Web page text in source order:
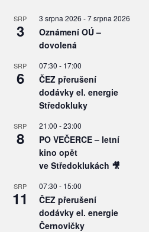
SRP
3
3 srpna 2026 -7 srpna 2026
Oznámení OÚ –
dovolená
SRP
6
07:30 - 17:00
ČEZ přerušení
dodávky el. energie
Středokluky
SRP
8
21:00 -23:00
PO VEČERCE – letní
kino opět
ve Středoklukách 🎥
SRP
11
07:30 - 15:00
ČEZ přerušení
dodávky el. energie
Černovičky